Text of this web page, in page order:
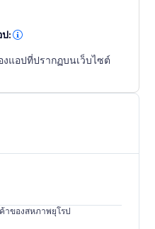
(appointments,
with Google
to stay organized,
ensure you never miss
to keep customer
from the bottom right
or console.
:
แอปที่ปรากฏบนเว็บไซต์
าของสหภาพยุโรป